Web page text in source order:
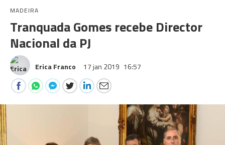
MADEIRA
Tranquada Gomes recebe Director
Nacional da PJ
Erica Franco 17 jan 2019 16:57